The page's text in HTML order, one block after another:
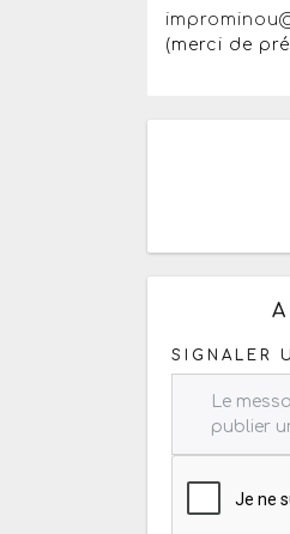
(merci de
SIGNALER